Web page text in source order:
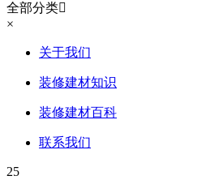
全部分类
×
关于我们
装修建材知识
装修建材百科
联系我们
25